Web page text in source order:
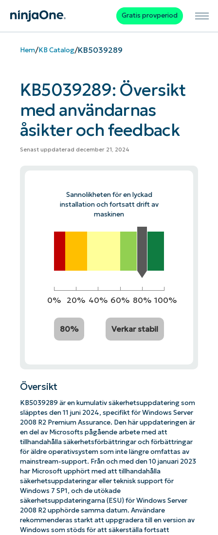
Gratis provperiod
Hem/KB Catalog/KB5039289
KB5039289: Översikt
med användarnas
åsikter och feedback
Senast uppdaterad december 21, 2024
Sannolikheten för en lyckad
installation och fortsatt drift av
maskinen
0% 20% 40% 60% 80% 100%
80% Verkar stabil
Översikt
KB5039289 är en kumulativ säkerhetsuppdatering som
släpptes den 11 juni 2024, specifikt för Windows Server
2008 R2 Premium Assurance. Den här uppdateringen är
en del av Microsofts pågående arbete med att
tillhandahålla säkerhetsförbättringar och förbättringar
för äldre operativsystem som inte längre omfattas av
mainstream-support. Från och med den 10 januari 2023
har Microsoft upphört med att tillhandahålla
säkerhetsuppdateringar eller teknisk support för
Windows 7 SP1, och de utökade
säkerhetsuppdateringarna (ESU) för Windows Server
2008 R2 upphörde samma datum. Användare
rekommenderas starkt att uppgradera till en version av
Windows som stöds för att säkerställa fortsatt